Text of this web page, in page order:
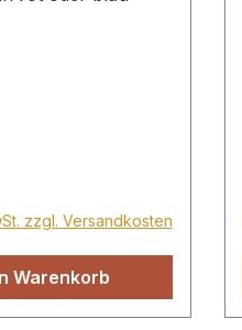
zzgl. Versandkosten
Warenkorb